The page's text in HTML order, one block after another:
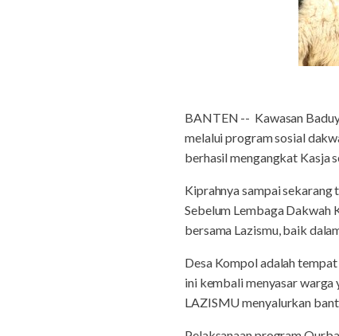
BANTEN -- Kawasan
melalui program sosial
berhasil mengangkat Kasja
Kiprahnya sampai sekarang
Sebelum Lembaga Dakwah
bersama Lazismu, baik
Desa Kompol adalah
ini kembali menyasar
LAZISMU menyalurkan